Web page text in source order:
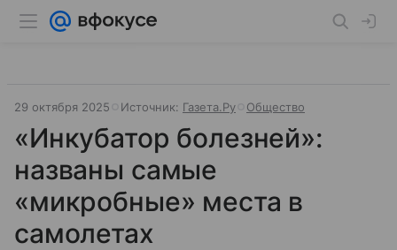
29 октября 2025 Источник: Газета.Ру Общество
«Инкубатор болезней»:
названы самые
«микробные» места в
самолетах